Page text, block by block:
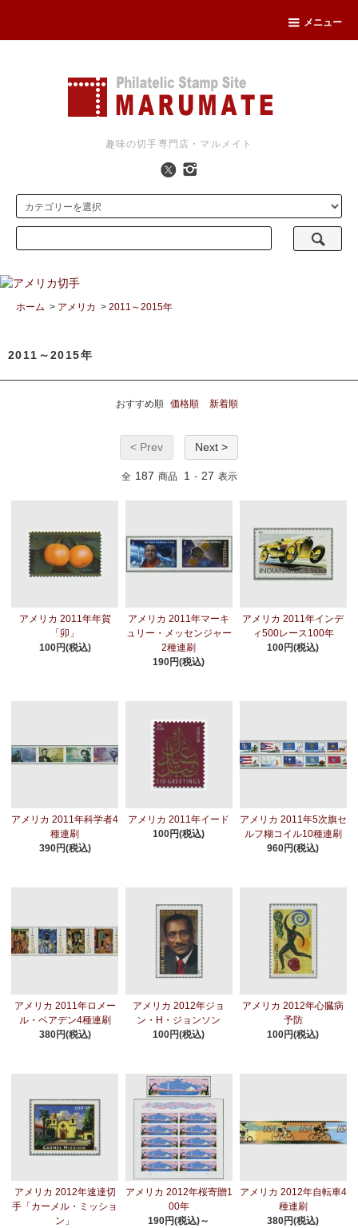
メニュー
趣味の切手専門店・マルメイト
ホーム > アメリカ > 2011～2015年
2011～2015年
おすすめ順 価格順 新着順
< Prev Next >
全 187 商品 1 - 27 表示
アメリカ 2011年年賀
「卯」
100円(税込)
アメリカ 2011年マーキ
ュリー・メッセンジャー
2種連刷
190円(税込)
アメリカ 2011年インデ
ィ500レース100年
100円(税込)
アメリカ 2011年科学者4
種連刷
390円(税込)
アメリカ 2011年イード
100円(税込)
アメリカ 2011年5次旗セ
ルフ糊コイル10種連刷
960円(税込)
アメリカ 2011年ロメー
ル・ベアデン4種連刷
380円(税込)
アメリカ 2012年ジョ
ン・H・ジョンソン
100円(税込)
アメリカ 2012年心臓病
予防
100円(税込)
アメリカ 2012年速達切
手「カーメル・ミッショ
ン」
アメリカ 2012年桜寄贈1
00年
190円(税込)～
アメリカ 2012年自転車4
種連刷
380円(税込)